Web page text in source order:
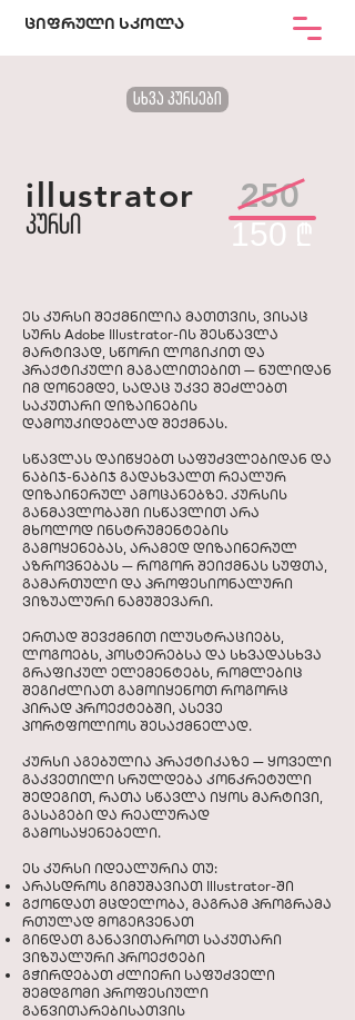
ციფრული სკოლა
სხვა კურსები
illustrator
კურსი 150 ₾
250
ეს კურსი შექმნილია მათთვის, ვისაც
სურს Adobe Illustrator-ის შესწავლა
მარტივად, სწორი ლოგიკით და
პრაქტიკული მაგალითებით — ნულიდან
იმ დონემდე, სადაც უკვე შეძლებთ
საკუთარი დიზაინების
დამოუკიდებლად შექმნას.
სწავლას დაიწყებთ საფუძვლებიდან და
ნაბიჯ-ნაბიჯ გადახვალთ რეალურ
დიზაინერულ ამოცანებზე. კურსის
განმავლობაში ისწავლით არა
მხოლოდ ინსტრუმენტების
გამოყენებას, არამედ დიზაინერულ
აზროვნებას — როგორ შეიქმნას სუფთა,
გამართული და პროფესიონალური
ვიზუალური ნამუშევარი.
ერთად შევქმნით ილუსტრაციებს,
ლოგოებს, პოსტერებსა და სხვადასხვა
გრაფიკულ ელემენტებს, რომლებიც
შეგიძლიათ გამოიყენოთ როგორც
პირად პროექტებში, ასევე
პორტფოლიოს შესაქმნელად.
კურსი აგებულია პრაქტიკაზე — ყოველი
გაკვეთილი სრულდება კონკრეტული
შედეგით, რათა სწავლა იყოს მარტივი,
გასაგები და რეალურად
გამოსაყენებელი.
ეს კურსი იდეალურია თუ:
არასდროს გიმუშავიათ Illustrator-ში
გქონდათ მცდელობა, მაგრამ პროგრამა
რთულად მოგეჩვენათ
გინდათ განავითაროთ საკუთარი
ვიზუალური პროექტები
გჭირდებათ ძლიერი საფუძველი
შემდგომი პროფესიული
განვითარებისათვის​